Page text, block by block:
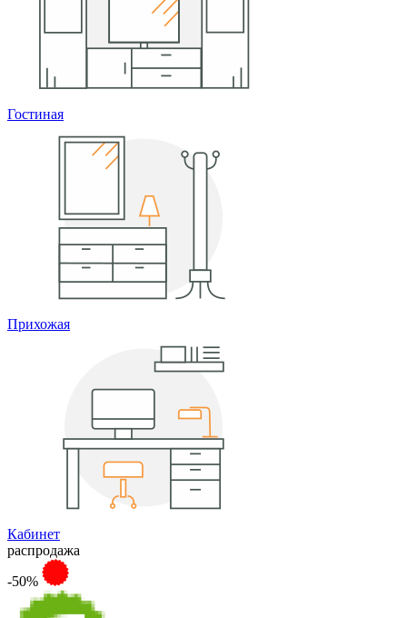
Гостиная
Прихожая
Кабинет
распродажа
-50%